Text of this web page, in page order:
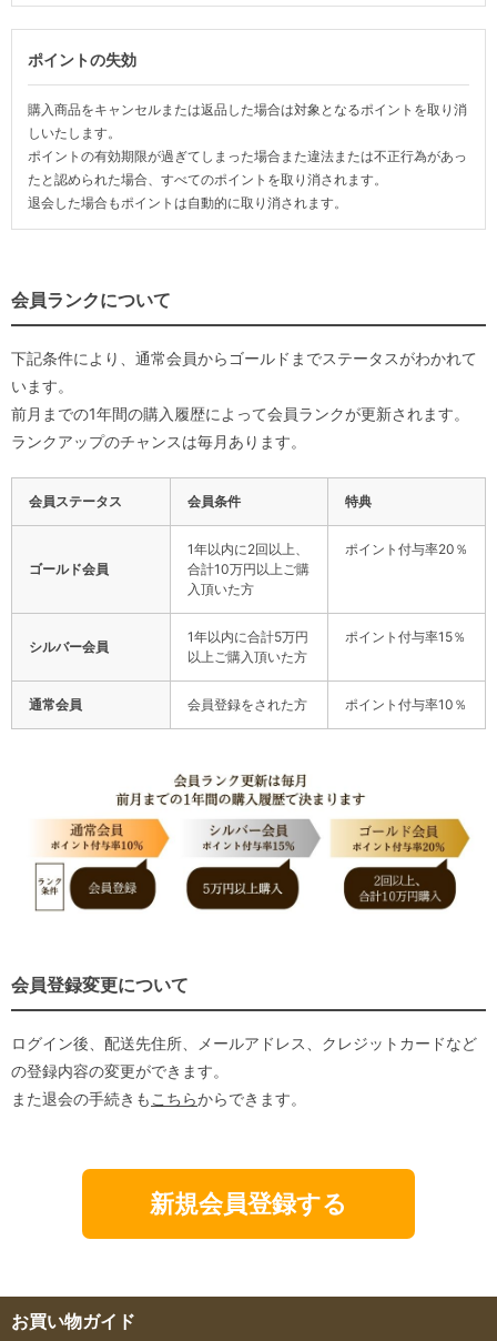
ポイントの失効
購入商品をキャンセルまたは返品した場合は対象となるポイントを取り消
しいたします。
ポイントの有効期限が過ぎてしまった場合また違法または不正行為があっ
たと認められた場合、すべてのポイントを取り消されます。
退会した場合もポイントは自動的に取り消されます。
会員ランクについて
下記条件により、通常会員からゴールドまでステータスがわかれて
います。
前月までの1年間の購入履歴によって会員ランクが更新されます。
ランクアップのチャンスは毎月あります。
会員ステータス 会員条件 特典
ゴールド会員
1年以内に2回以上、
合計10万円以上ご購
入頂いた方
ポイント付与率20％
シルバー会員
1年以内に合計5万円
以上ご購入頂いた方
ポイント付与率15％
通常会員 会員登録をされた方 ポイント付与率10％
会員登録変更について
ログイン後、配送先住所、メールアドレス、クレジットカードなど
の登録内容の変更ができます。
また退会の手続きも こちらからできます。
新規会員登録する
お買い物ガイド